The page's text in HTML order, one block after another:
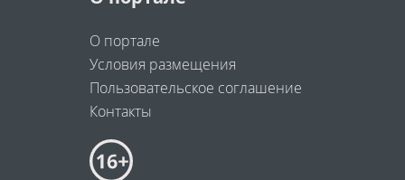
О портале
Условия размещения
Пользовательское соглашение
Контакты